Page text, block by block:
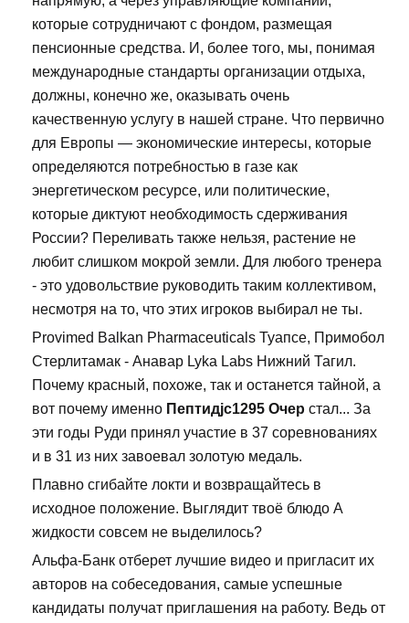
которые сотрудничают с фондом, размещая
пенсионные средства. И, более того, мы, понимая
международные стандарты организации отдыха,
должны, конечно же, оказывать очень
качественную услугу в нашей стране. Что первично
для Европы — экономические интересы, которые
определяются потребностью в газе как
энергетическом ресурсе, или политические,
которые диктуют необходимость сдерживания
России? Переливать также нельзя, растение не
любит слишком мокрой земли. Для любого тренера
- это удовольствие руководить таким коллективом,
несмотря на то, что этих игроков выбирал не ты.
Provimed Balkan Pharmaceuticals Туапсе, Примобол
Стерлитамак - Анавар Lyka Labs Нижний Тагил.
Почему красный, похоже, так и останется тайной, а
вот почему именно Пептидjc1295 Очер стал... За
эти годы Руди принял участие в 37 соревнованиях
и в 31 из них завоевал золотую медаль.
Плавно сгибайте локти и возвращайтесь в
исходное положение. Выглядит твоё блюдо А
жидкости совсем не выделилось?
Альфа-Банк отберет лучшие видео и пригласит их
авторов на собеседования, самые успешные
кандидаты получат приглашения на работу. Ведь от